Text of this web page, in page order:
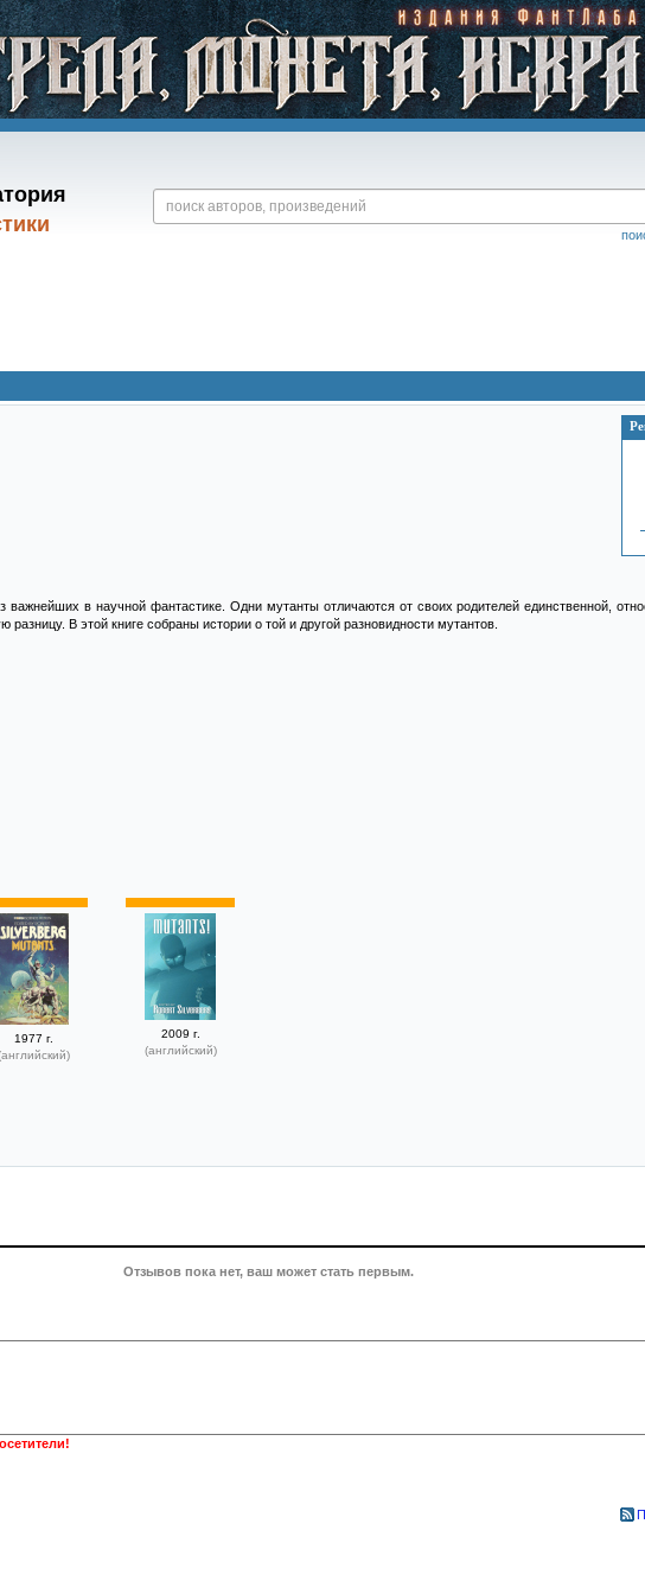
в научной фантастике. Одни мутанты отличаются от своих родителей единственной,
В этой книге собраны истории о той и другой разновидности мутантов.
1977 г.
2009 г.
(английский)
Отзывов пока нет, ваш может стать первым.